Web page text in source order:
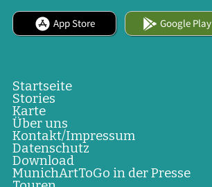
App Store Google Play
Startseite
Stories
Karte
Über uns
Kontakt/Impressum
Datenschutz
Download
MunichArtToGo in der Presse